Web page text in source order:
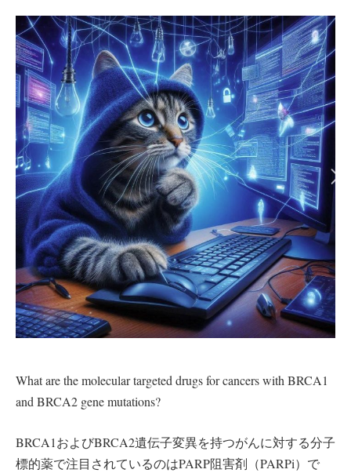
What are the molecular targeted drugs for cancers with BRCA1
and BRCA2 gene mutations?
BRCA1およびBRCA2遺伝子変異を持つがんに対する分子
標的薬で注目されているのはPARP阻害剤（PARPi）で